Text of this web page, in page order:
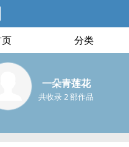
分类
一朵青莲花
共收录 2 部作品